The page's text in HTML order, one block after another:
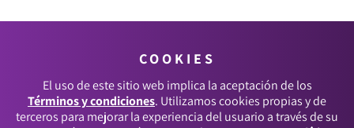
COOKIES
El uso de este sitio web implica la aceptación de los
Términos y condiciones. Utilizamos cookies propias y de
terceros para mejorar la experiencia del usuario a través de su